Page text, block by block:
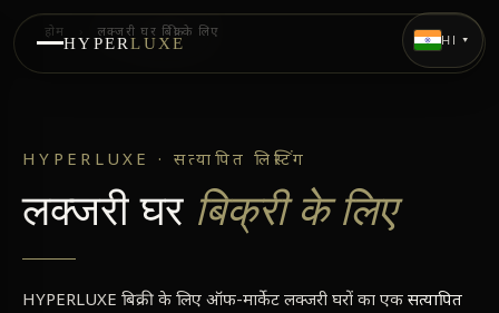
HYPERLUXE HI ▾
होम लक्जरी घर बिक्री के लिए
HYPERLUXE · सत्यापित लिस्टिंग
लक्जरी घर बिक्री के लिए
HYPERLUXE बिक्री के लिए ऑफ-मार्केट लक्जरी घरों का एक सत्यापित